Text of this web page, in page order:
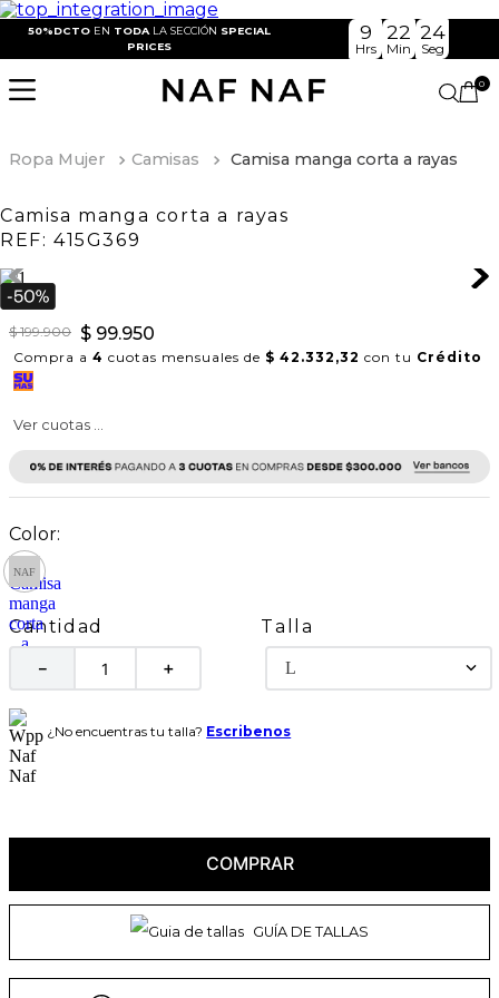
50%DCTO EN TODA LA SECCIÓN SPECIAL
PRICES
9
Hrs
22
Min
23
Seg
0
Ropa Mujer Camisas Camisa manga corta a rayas
Camisa manga corta a rayas
REF: 415G369
$ 199.900 $ 99.950
Compra a 4 cuotas mensuales de $ 42.332,32 con tu Crédito
Ver cuotas ...
Cantidad
＋
－
Talla
L
¿No encuentras tu talla? Escribenos
COMPRAR
GUÍA DE TALLAS